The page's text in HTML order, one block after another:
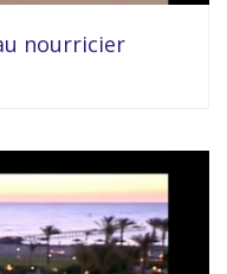
nourricier